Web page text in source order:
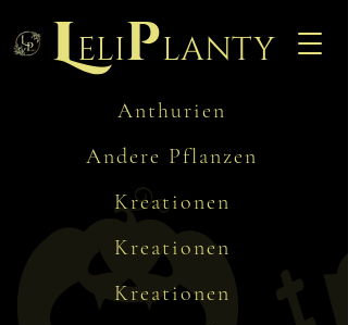
Leliplanty
Anthurien
Andere Pflanzen
Kreationen
Kreationen
Kreationen